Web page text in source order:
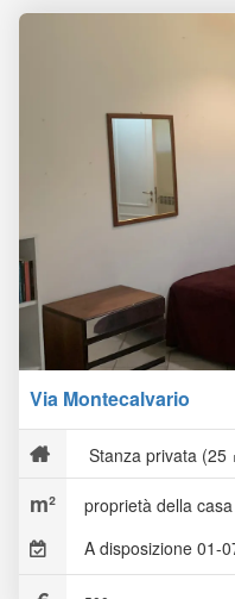
Via Montecalvario
Stanza privata (25
proprietà della
A disposizione 01-